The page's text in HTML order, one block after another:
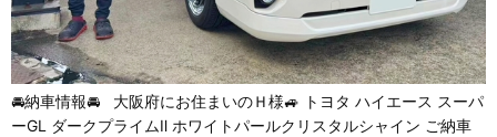
🚘納車情報🚘 大阪府にお住まいのＨ様🚙 トヨタ ハイエース スーパ
ーGL ダークプライムⅡ ホワイトパールクリスタルシャイン ご納車